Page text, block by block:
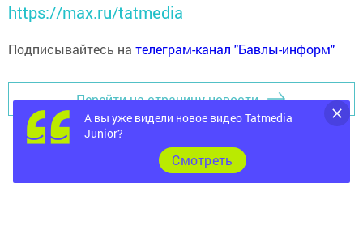
https://max.ru/tatmedia
Подписывайтесь на телеграм-канал "Бавлы-информ"
Перейти на страницу новости
А вы уже видели новое видео Tatmedia
Junior?
Cмотреть